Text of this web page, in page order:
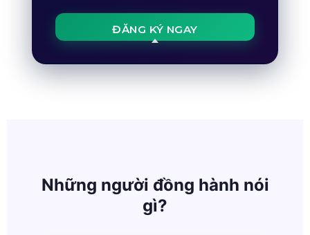
ĐĂNG KÝ NGAY
Những người đồng hành nói
gì?